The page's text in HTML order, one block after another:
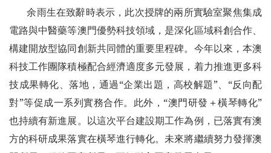
余雨生在致辭時表示，此次授牌的兩所實驗室聚焦集成
電路與中醫藥等澳門優勢科技領域，是深化區域科創合作、
構建開放型協同創新共同體的重要里程碑。今年以來，本澳
科技工作團隊積極配合經濟適度多元發展，着力推進更多科
技成果轉化、落地，通過“企業出題，高校解題”、“反向配
對”等促成一系列實務合作。此外，“澳門研發＋橫琴轉化”
也持續有新進展。以這次平台建設期工作為例，已落實有澳
方的科研成果落實在橫琴進行轉化。未來將繼續努力發揮澳